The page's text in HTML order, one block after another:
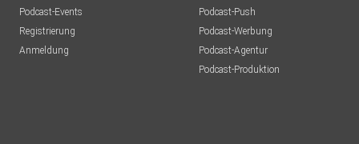
Podcast-Events
Registrierung
Anmeldung
Podcast-Push
Podcast-Werbung
Podcast-Agentur
Podcast-Produktion